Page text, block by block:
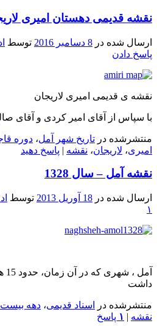
نقشه قدیمی دهستان امیری
ارسال شده در 8 دسامبر 2016 توسط
پاسخ دادن
نقشه ی قدیمی امیری لاریجان
با سپاس از آقای امیر کردی و آقای
منتشرشده در تاریخ شهر آمل، دوره
امیری، لاریجان، نقشه | پاسخ دهید
نقشه آمل – سال 1328
ارسال شده در 18 آوریل 2013 توسط
۱
داشت
منتشرشده در اسناد قدیمی، دهه
نقشه | ۱ پاسخ